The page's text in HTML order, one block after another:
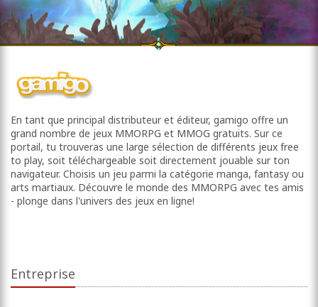
En tant que principal distributeur et éditeur, gamigo offre un
grand nombre de jeux MMORPG et MMOG gratuits. Sur ce
portail, tu trouveras une large sélection de différents jeux free
to play, soit téléchargeable soit directement jouable sur ton
navigateur. Choisis un jeu parmi la catégorie manga, fantasy ou
arts martiaux. Découvre le monde des MMORPG avec tes amis
- plonge dans l'univers des jeux en ligne!
Entreprise